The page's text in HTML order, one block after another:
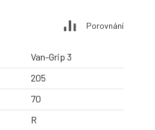
Porovnání
Van-Grip 3
205
70
R